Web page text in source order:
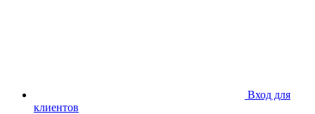
Вход для
клиентов